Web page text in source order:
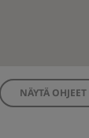
NÄYTÄ OHJEET